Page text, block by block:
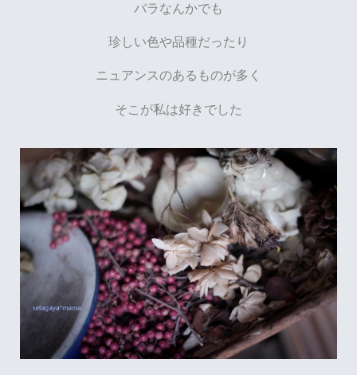
バラなんかでも
珍しい色や品種だったり
ニュアンスのあるものが多く
そこが私は好きでした